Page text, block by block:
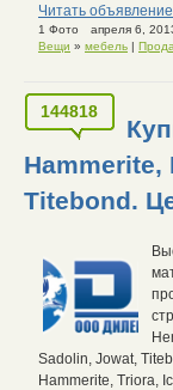
Читать
1 Фото апреля 6,
Вещи » мебель |
144818
Hammerite,
Titebond.
Sadolin, Jowat,
Hammerite, Triora,